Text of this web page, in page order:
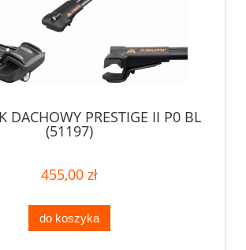
DACHOWY PRESTIGE II P0 BL
(51197)
455,00 zł
do koszyka